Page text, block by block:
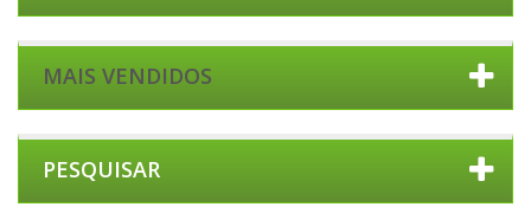
MAIS VENDIDOS
PESQUISAR